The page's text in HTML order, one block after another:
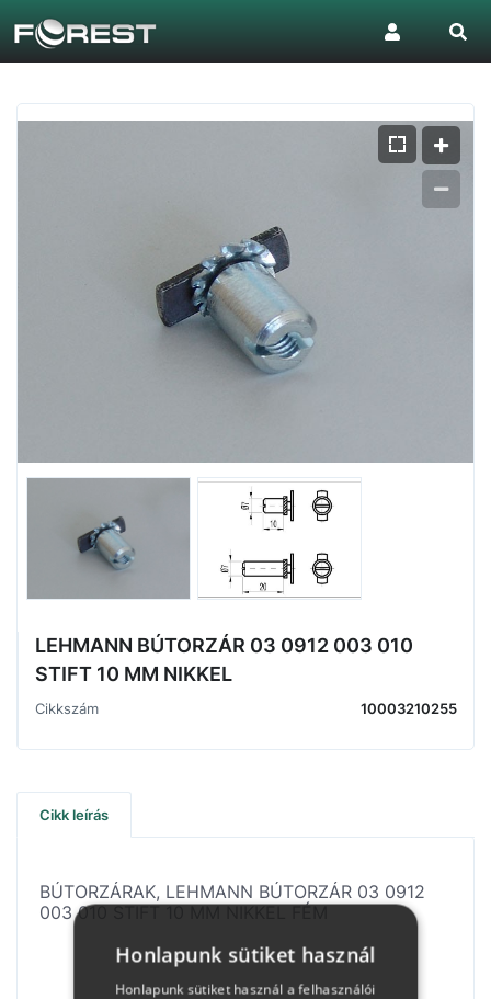
LEHMANN BÚTORZÁR 03 0912 003 010
STIFT 10 MM NIKKEL
Cikkszám 10003210255
Cikk leírás
BÚTORZÁRAK, LEHMANN BÚTORZÁR 03 0912
003 010 STIFT 10 MM NIKKEL FÉM
Honlapunk sütiket használ
Honlapunk sütiket használ a felhasználói